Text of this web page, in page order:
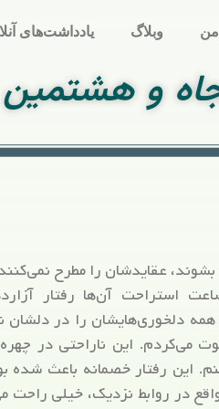
من وبلاگ یادداشت‌های
و
بشوند، عقایدشان را مطرح
استراحت آن‌ها رفتار
دلخوری‌هایشان را در
می‌کردم. این ناراحتی در
این رفتار خصمانه باعث
در روابط نزدیک، خیلی راحت